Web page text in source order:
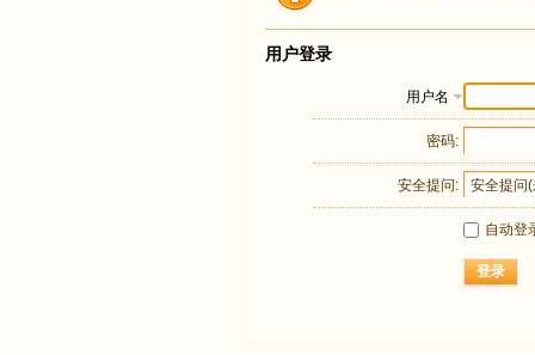
用户登录
用户名
密码:
安全提问:
自动登
登录